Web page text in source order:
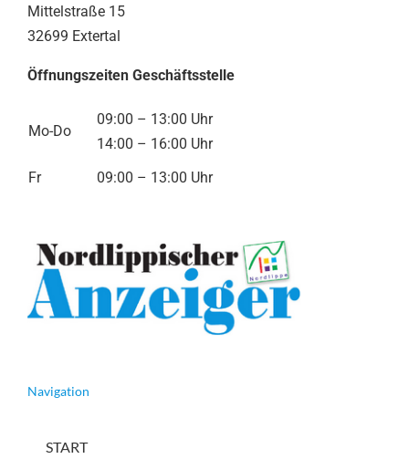
Mittelstraße 15
32699 Extertal
Öffnungszeiten Geschäftsstelle
Mo-Do
09:00 – 13:00 Uhr
14:00 – 16:00 Uhr
Fr
09:00 – 13:00 Uhr
Navigation
START